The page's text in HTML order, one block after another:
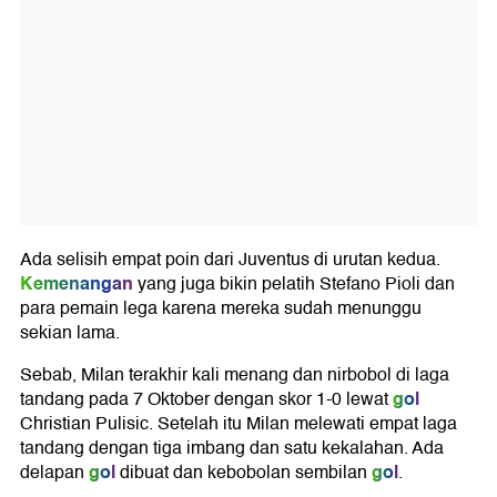
Ada selisih empat poin dari Juventus di urutan kedua.
Kemenanganyang juga bikin pelatih Stefano Pioli dan
para pemain lega karena mereka sudah menunggu
sekian lama.
Sebab, Milan terakhir kali menang dan nirbobol di laga
tandang pada 7 Oktober dengan skor 1-0 lewatgol
Christian Pulisic. Setelah itu Milan melewati empat laga
tandang dengan tiga imbang dan satu kekalahan. Ada
delapangoldibuat dan kebobolan sembilangol.